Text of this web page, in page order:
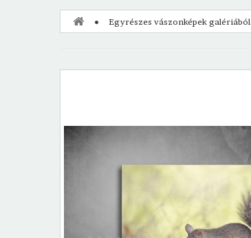
Egyrészes vászonképek galériából